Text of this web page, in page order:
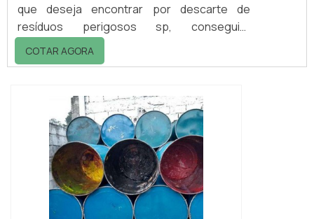
que deseja encontrar por descarte de
resíduos perigosos sp, conseguirá
encontrar no website da Vitória Ambiental.
Solicitando mais informações na vitrine que
a melhor referência em qualidade do
mercado.Quando o interesse é por descarte
de resíduos perigosos sp, com os
profissionais da Vitória Ambiental conseguirá
excel...
COTAR AGORA